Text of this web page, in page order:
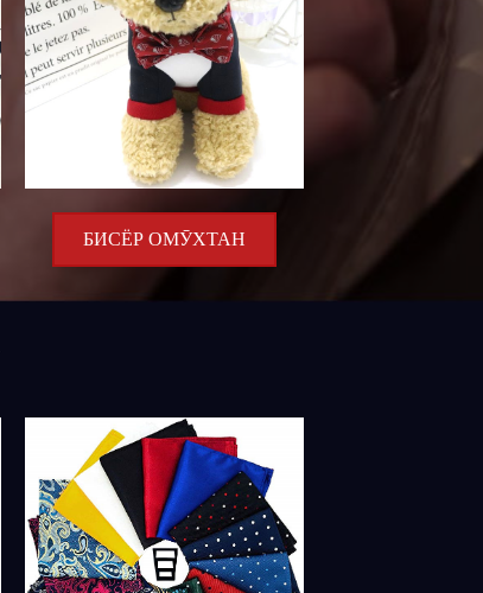
БИСЁР ОМӮХТАН